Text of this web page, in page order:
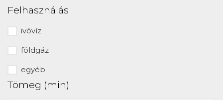
Felhasználás
ivóvíz
földgáz
egyéb
Tömeg (min)